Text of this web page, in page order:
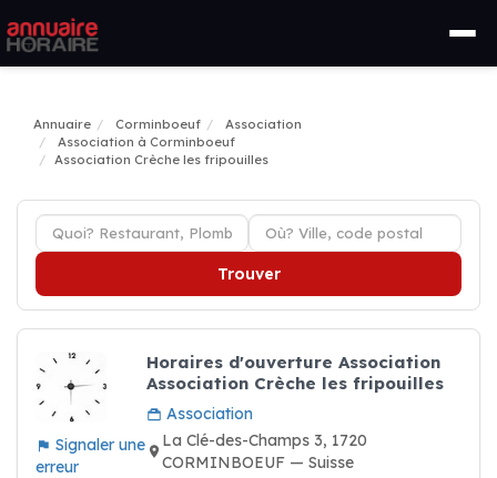
Annuaire Corminboeuf
Association
Association à Corminboeuf
Association Crèche les fripouilles
Trouver
Signaler une
erreur
Horaires d'ouverture Association
Association Crèche les fripouilles
Association
La Clé-des-Champs 3, 1720
CORMINBOEUF — Suisse